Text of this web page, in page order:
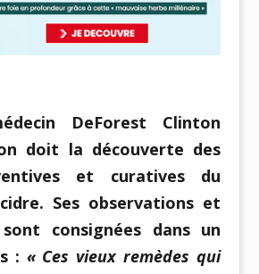
DeForest Clinton
doit la découverte des
et curatives du
Ses observations et
sont consignées dans un
: « Ces vieux remèdes qui